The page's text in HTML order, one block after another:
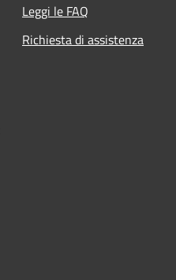
Leggi le FAQ
Richiesta di assistenza